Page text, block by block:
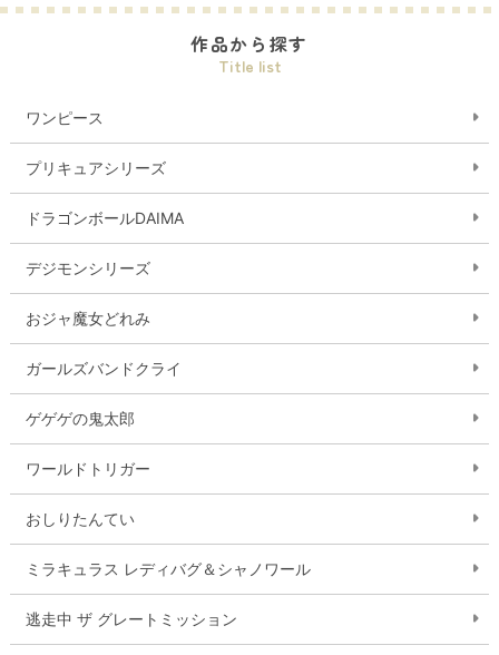
作品から探す
Title list
ワンピース
プリキュアシリーズ
ドラゴンボールDAIMA
デジモンシリーズ
おジャ魔女どれみ
ガールズバンドクライ
ゲゲゲの鬼太郎
ワールドトリガー
おしりたんてい
ミラキュラス レディバグ＆シャノワール
逃走中 ザ グレートミッション